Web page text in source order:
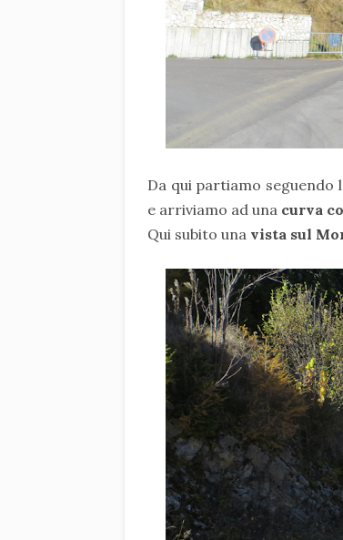
Da qui partiamo seguendo
e arriviamo ad una curva
Qui subito una vista sul